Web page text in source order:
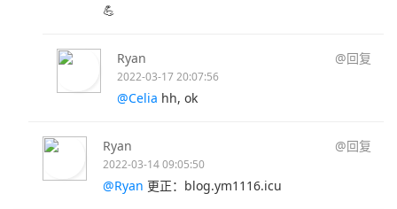
💪
Ryan @回复
2022-03-17 20:07:56
@Celia hh, ok
Ryan @回复
2022-03-14 09:05:50
@Ryan 更正：blog.ym1116.icu